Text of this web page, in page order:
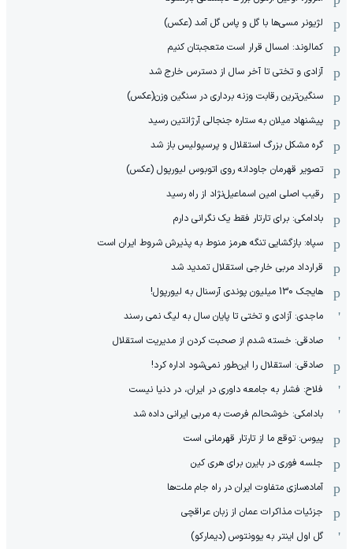
اختصاصی: رضا شکاری هی‌یر وی‌ گو پیکان!
جدایی دو بازیکن دیگر از بارسا قطعی شد
گل اول یوونتوس به اینتر (کنسیسائو)
گل اول چلسی به میلان توسط پدرو
خودنمایی سریع خرید جدید شهربابک
رقیب کوکوریا قصد تسلیم شدن ندارد!
گل دوم اینتر به یوونتوس (دیوف)
هیچ پیشنهادی ندارم و در سیتی می‌مانم
این تمام توان ما نیست، اما تسلیم نمی شویم
حمله به کشتی اماراتی در تنگه هرمز
اکبریان: کادر مدیریتی جدید به نفع فرد البرز خواهد بود
فلاح دوست: من به پول فوتبال هیچ احتیاجی ندارم
امروز، اولین آزمون بزرگ تابستانی بارسلونا
لژیونر مسی‌ها با گل و پاس گل آمد (عکس)
کمالوند: امسال قرار است متعجبتان کنیم
آزادی و تختی تا آخر سال از دسترس خارج شد
سنگین‌ترین رقابت وزنه برداری در سنگین وزن(عکس)
پیشنهاد میلان به ستاره جنجالی آرژانتین رسید
گره مشکل بزرگ استقلال و پرسپولیس باز شد
تصویر قهرمان جاودانه روی اتوبوس لیورپول (عکس)
رقیب اصلی امین اسماعیل‌نژاد از راه رسید
بادامکی: برای تارتار فقط یک نگرانی دارم